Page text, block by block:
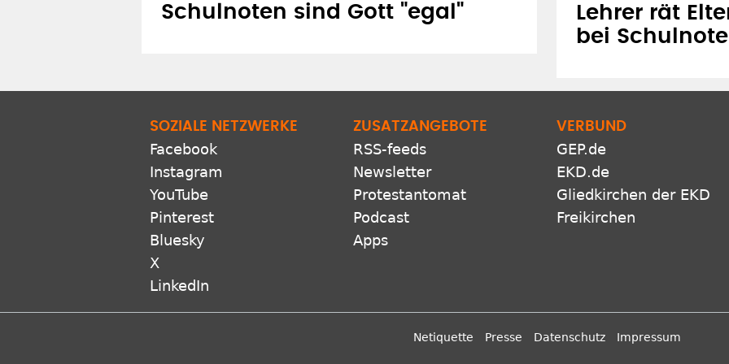
Schulnoten sind Gott "egal"
Lehrer rät
bei
SOZIALE NETZWERKE
Facebook
Instagram
YouTube
Pinterest
Bluesky
X
LinkedIn
ZUSATZANGEBOTE
RSS-feeds
Newsletter
Protestantomat
Podcast
Apps
VERBUND
GEP.de
EKD.de
Gliedkirchen der EKD
Freikirchen
Netiquette Presse Datenschutz Impressum